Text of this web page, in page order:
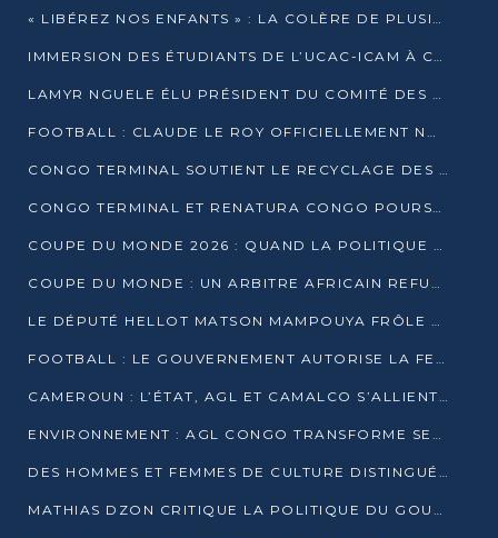
« LIBÉREZ NOS ENFANTS » : LA COLÈRE DE PLUSIEURS MÈRES À BRAZZAVILLE CONTRE LA DGSP
IMMERSION DES ÉTUDIANTS DE L’UCAC-ICAM À CONGO TERMINAL
LAMYR NGUELE ÉLU PRÉSIDENT DU COMITÉ DES MEMBRES D’HONNEUR DU PCT
FOOTBALL : CLAUDE LE ROY OFFICIELLEMENT NOMMÉ SÉLECTIONNEUR DU CONGO
CONGO TERMINAL SOUTIENT LE RECYCLAGE DES DÉCHETS PLASTIQUES À POINTE-NOIRE
CONGO TERMINAL ET RENATURA CONGO POURSUIVENT LEUR COMBAT POUR LA BIODIVERSITÉ
COUPE DU MONDE 2026 : QUAND LA POLITIQUE MENACE L’UNIVERSALITÉ DU FOOTBALL
COUPE DU MONDE : UN ARBITRE AFRICAIN REFUSÉ À L’ENTRÉE DES ÉTATS-UNIS
LE DÉPUTÉ HELLOT MATSON MAMPOUYA FRÔLE LA MORT LORS D’UNE EMBUSCADE DZNS LE POOL
FOOTBALL : LE GOUVERNEMENT AUTORISE LA FECOFOOT À OCCUPER LES COMPLEXES SPORTIFS
CAMEROUN : L’ÉTAT, AGL ET CAMALCO S’ALLIENT POUR UN MÉGA-PROJET FERROVIAIRE
ENVIRONNEMENT : AGL CONGO TRANSFORME SES DÉCHETS EN OUTILS DE FORMATION
DES HOMMES ET FEMMES DE CULTURE DISTINGUÉS POUR LEUR ENGAGEMENT PAR BANTOU CULTURE
MATHIAS DZON CRITIQUE LA POLITIQUE DU GOUVERNEMENT ET ALERTE SUR LA DETTE DU CONGO